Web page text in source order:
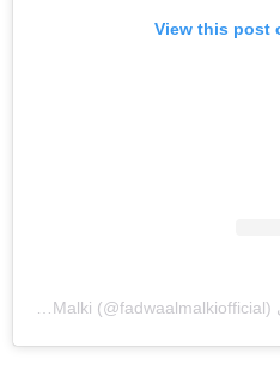
View this post